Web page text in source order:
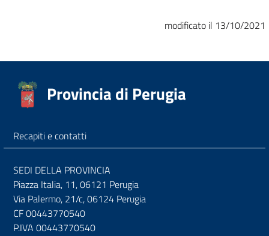
modificato il 13/10/2021
Provincia di Perugia
Recapiti e contatti
SEDI DELLA PROVINCIA
Piazza Italia, 11, 06121 Perugia
Via Palermo, 21/c, 06124 Perugia
CF 00443770540
P.IVA 00443770540